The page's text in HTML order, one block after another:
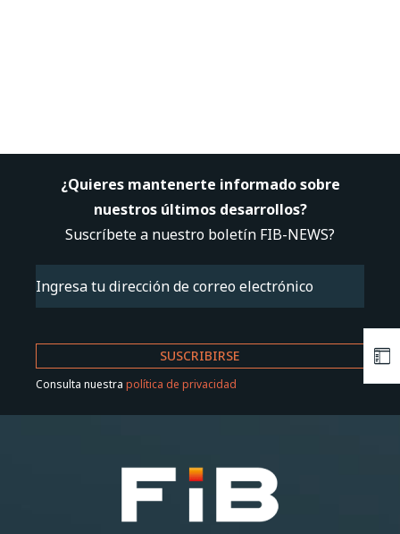
¿Quieres mantenerte informado sobre
nuestros últimos desarrollos?
Suscríbete a nuestro boletín FIB-NEWS?
Email (Obligatorio)
Consulta nuestra política de privacidad